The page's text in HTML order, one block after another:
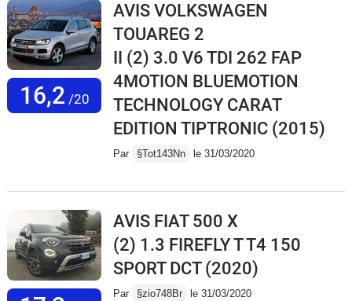
16,2 /20
AVIS VOLKSWAGEN
TOUAREG 2
II (2) 3.0 V6 TDI 262 FAP
4MOTION BLUEMOTION
TECHNOLOGY CARAT
EDITION TIPTRONIC (2015)
Par §Tot143Nn le 31/03/2020
AVIS FIAT 500 X
(2) 1.3 FIREFLY T T4 150
SPORT DCT(2020)
Par §zio748Br le 31/03/2020